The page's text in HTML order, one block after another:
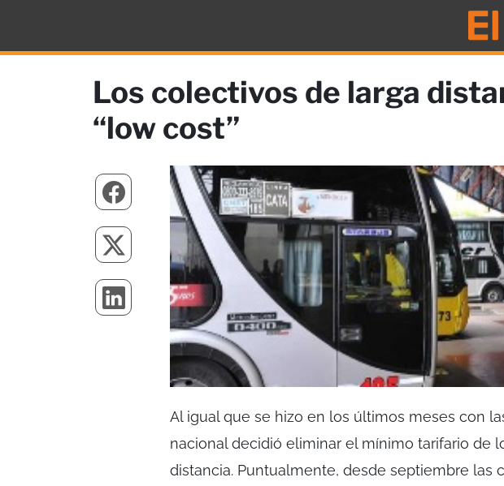
Los colectivos de larga
“low cost”
Al igual que se hizo en los últimos meses con
nacional decidió eliminar el mínimo tarifario de
distancia. Puntualmente, desde septiembre las